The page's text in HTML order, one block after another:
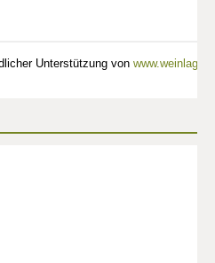
Unterstützung von